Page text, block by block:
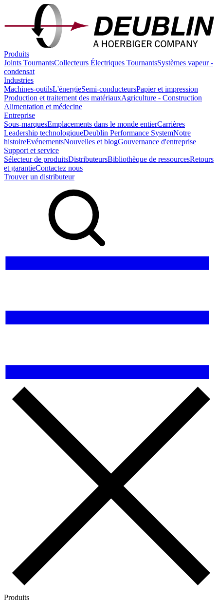
Produits
Joints TournantsCollecteurs Électriques TournantsSystèmes vapeur -
condensat
Industries
Machines-outilsL'énergieSemi-conducteursPapier et impression
Production et traitement des matériauxAgriculture - Construction
Alimentation et médecine
Entreprise
Sous-marquesEmplacements dans le monde entierCarrières
Leadership technologiqueDeublin Performance SystemNotre
histoireEvénementsNouvelles et blogGouvernance d'entreprise
Support et service
Sélecteur de produitsDistributeursBibliothèque de ressourcesRetours
et garantieContactez nous
Trouver un distributeur
Produits